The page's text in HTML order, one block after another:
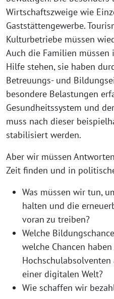
Wirtschaftszweige wie
Gaststättengewerbe.
Kulturbetriebe müs­sen
Auch die Familien
Hilfe ste­hen, sie haben
Betreuungs- und
beson­de­re Belastungen
Gesundheitssystem und
muss nach die­ser
sta­bi­li­siert werden.
Aber wir müs­sen
Zeit fin­den und in
Was müs­sen wir tun,
hal­ten und die
vor­an zu treiben?
Welche
wel­che Chancen
einer digi­ta­len Welt?
Wie schaf­fen wir